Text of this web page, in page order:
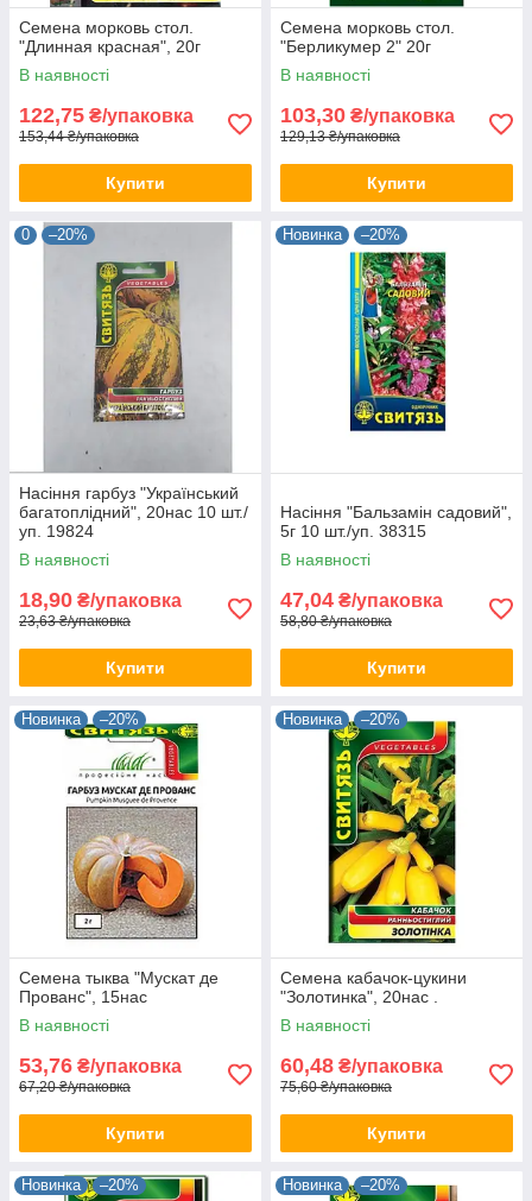
Семена морковь стол.
"Длинная красная", 20г
В наявності
122,75 ₴/упаковка
153,44 ₴/упаковка
Купити
Семена морковь стол.
"Берликумер 2" 20г
В наявності
103,30 ₴/упаковка
129,13 ₴/упаковка
Купити
0 –20%
Насіння гарбуз "Український
багатоплiдний", 20нас 10 шт./
уп. 19824
В наявності
18,90 ₴/упаковка
23,63 ₴/упаковка
Купити
Новинка –20%
Насіння "Бальзамiн садовий",
5г 10 шт./уп. 38315
В наявності
47,04 ₴/упаковка
58,80 ₴/упаковка
Купити
Новинка –20%
Семена тыква "Мускат де
Прованс", 15нас
В наявності
53,76 ₴/упаковка
67,20 ₴/упаковка
Купити
Новинка –20%
Семена кабачок-цукини
"Золотинка", 20нас .
В наявності
60,48 ₴/упаковка
75,60 ₴/упаковка
Купити
Новинка –20% Новинка –20%